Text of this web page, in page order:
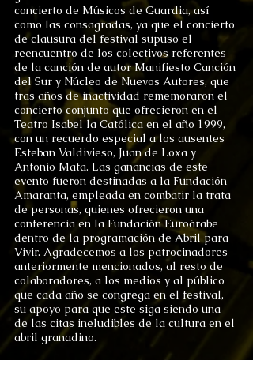
concierto de Músicos de Guardia, así
como las consagradas, ya que el concierto
de clausura del festival supuso el
reencuentro de los colectivos referentes
de la canción de autor Manifiesto Canción
del Sur y Núcleo de Nuevos Autores, que
tras años de inactividad rememoraron el
concierto conjunto que ofrecieron en el
Teatro Isabel la Católica en el año 1999,
con un recuerdo especial a los ausentes
Esteban Valdivieso, Juan de Loxa y
Antonio Mata. Las ganancias de este
evento fueron destinadas a la Fundación
Amaranta, empleada en combatir la trata
de personas, quienes ofrecieron una
conferencia en la Fundación Euroárabe
dentro de la programación de Abril para
Vivir. Agradecemos a los patrocinadores
anteriormente mencionados, al resto de
colaboradores, a los medios y al público
que cada año se congrega en el festival,
su apoyo para que este siga siendo una
de las citas ineludibles de la cultura en el
abril granadino.